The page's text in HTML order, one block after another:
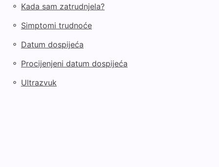
◦ Kada sam zatrudnjela?
◦ Simptomi trudnoće
◦ Datum dospijeća
◦ Procijenjeni datum dospijeća
◦ Ultrazvuk